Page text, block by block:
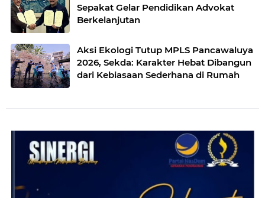
Sepakat Gelar Pendidikan Advokat
Berkelanjutan
Aksi Ekologi Tutup MPLS Pancawaluya
2026, Sekda: Karakter Hebat Dibangun
dari Kebiasaan Sederhana di Rumah